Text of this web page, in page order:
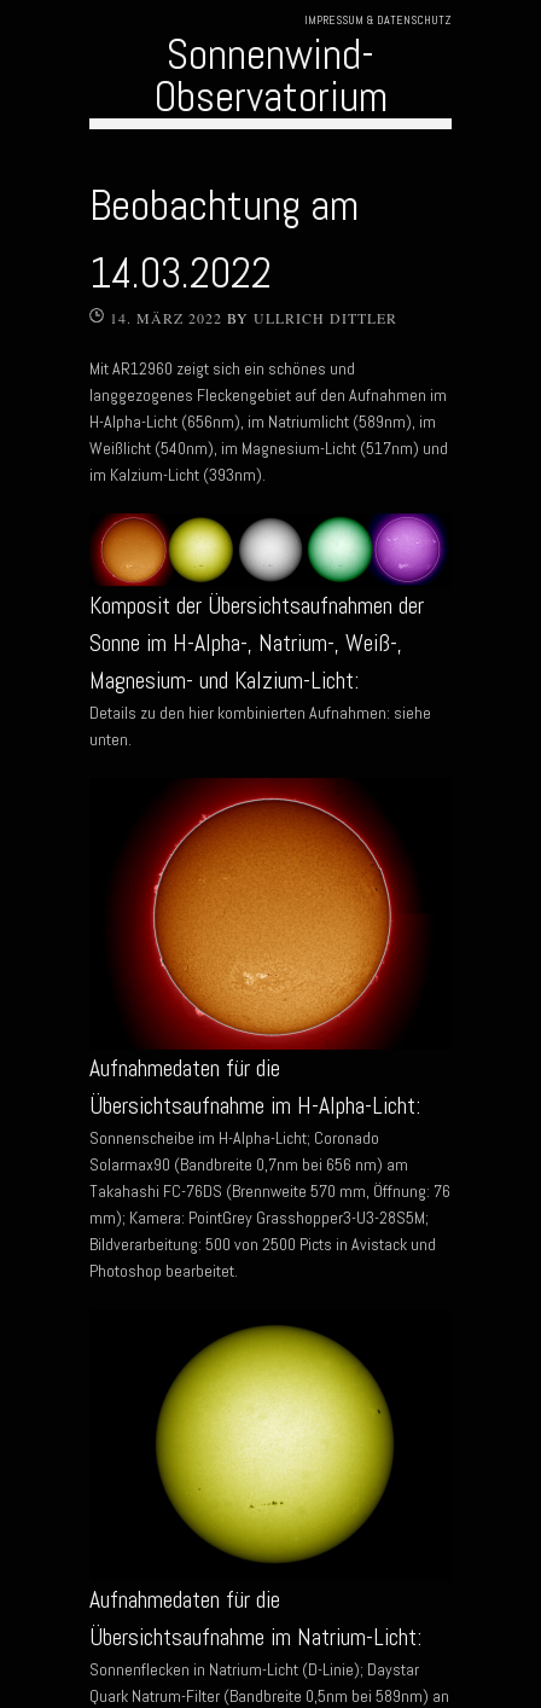
IMPRESSUM & DATENSCHUTZ
Sonnenwind-
Observatorium
Beobachtung am
14.03.2022
14. MÄRZ 2022 BY ULLRICH DITTLER
Mit AR12960 zeigt sich ein schönes und
langgezogenes Fleckengebiet auf den Aufnahmen im
H-Alpha-Licht (656nm), im Natriumlicht (589nm), im
Weißlicht (540nm), im Magnesium-Licht (517nm) und
im Kalzium-Licht (393nm).
Komposit der Übersichtsaufnahmen der
Sonne im H-Alpha-, Natrium-, Weiß-,
Magnesium- und Kalzium-Licht:
Details zu den hier kombinierten Aufnahmen: siehe
unten.
Aufnahmedaten für die
Übersichtsaufnahme im H-Alpha-Licht:
Sonnenscheibe im H-Alpha-Licht; Coronado
Solarmax90 (Bandbreite 0,7nm bei 656 nm) am
Takahashi FC-76DS (Brennweite 570 mm, Öffnung: 76
mm); Kamera: PointGrey Grasshopper3-U3-28S5M;
Bildverarbeitung: 500 von 2500 Picts in Avistack und
Photoshop bearbeitet.
Aufnahmedaten für die
Übersichtsaufnahme im Natrium-Licht:
Sonnenflecken in Natrium-Licht (D-Linie); Daystar
Quark Natrum-Filter (Bandbreite 0,5nm bei 589nm) an